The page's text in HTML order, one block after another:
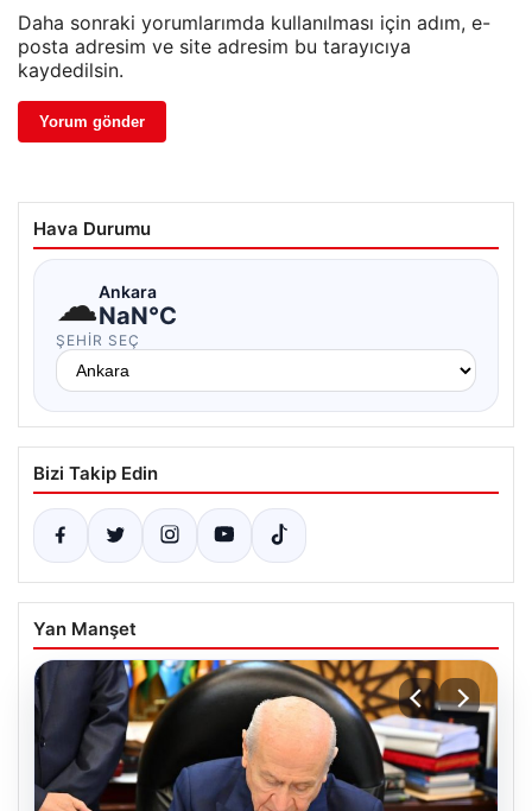
Daha sonraki yorumlarımda kullanılması için adım, e-
posta adresim ve site adresim bu tarayıcıya
kaydedilsin.
Hava Durumu
☁Ankara
NaN°C
ŞEHIR SEÇ
Bizi Takip Edin
Yan Manşet